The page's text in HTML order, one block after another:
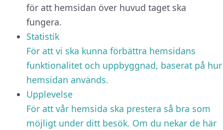
för att hemsidan över huvud taget ska
fungera.
Statistik
För att vi ska kunna förbättra hemsidans
funktionalitet och uppbyggnad, baserat på hur
hemsidan används.
Upplevelse
För att vår hemsida ska prestera så bra som
möjligt under ditt besök. Om du nekar de här